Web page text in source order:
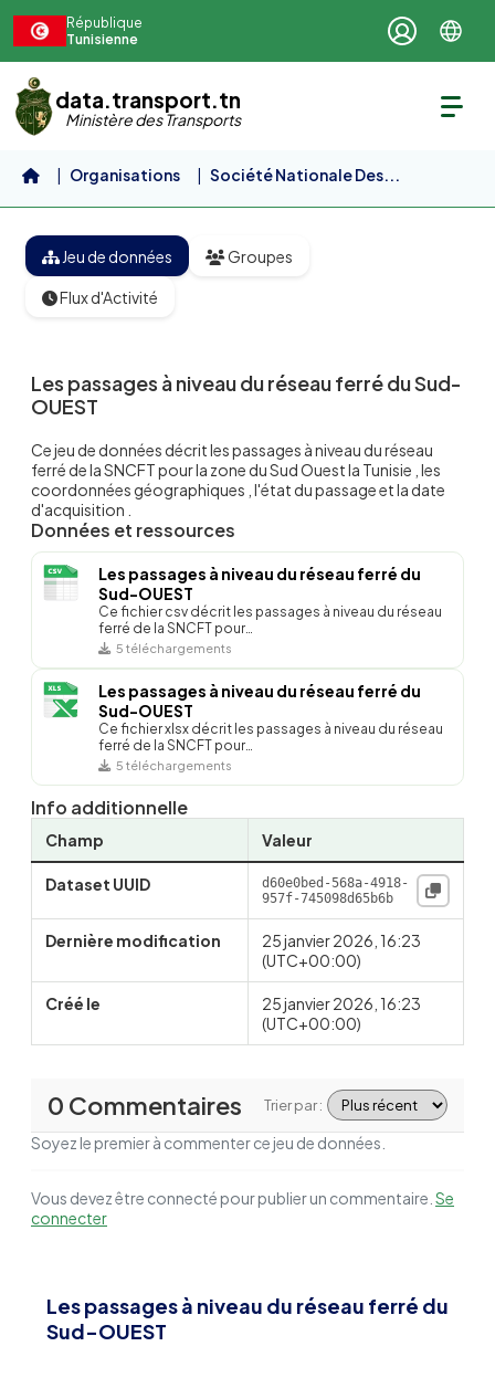
République
Tunisienne
data.transport.tn
Ministère des Transports
Organisations
Société Nationale Des...
Jeu de données Groupes
Flux d'Activité
Les passages à niveau du réseau ferré du Sud-
OUEST
Ce jeu de données décrit les passages à niveau du réseau
ferré de la SNCFT pour la zone du Sud Ouest la Tunisie , les
coordonnées géographiques , l'état du passage et la date
d'acquisition .
Données et ressources
Les passages à niveau du réseau ferré du
Sud-OUEST
Ce fichier csv décrit les passages à niveau du réseau
ferré de la SNCFT pour…
5 téléchargements
Les passages à niveau du réseau ferré du
Sud-OUEST
Ce fichier xlsx décrit les passages à niveau du réseau
ferré de la SNCFT pour…
5 téléchargements
Info additionnelle
Champ Valeur
Dataset UUID
d60e0bed-568a-4918-
957f-745098d65b6b
Dernière modification
25 janvier 2026, 16:23
(UTC+00:00)
Créé le
25 janvier 2026, 16:23
(UTC+00:00)
0 Commentaires Trier par :
Soyez le premier à commenter ce jeu de données.
Vous devez être connecté pour publier un commentaire. Se
connecter
Les passages à niveau du réseau ferré du
Sud-OUEST